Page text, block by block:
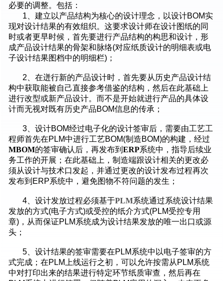
必要的调整。包括：
1、建立以产品结构为核心的设计理念，以设计BOM实
现对设计结果的有效组织。这要求设计师在设计图纸的同
时或者更早时候，首先要进行产品结构的构思和设计，形
成产品设计结果的骨架和脉络(对应纸质设计的明细表或电
子设计结果图档中的明细栏)；
2、在迸行新的产品设计时，首先要从历史产品设计结
构中获取能被自己直接参考借鉴的结构，然后在此基础上
进行改型或新产品设计。而不是开始就进行产品的具体设
计而无视对既有历史产品BOM信息的传承；
3、设计BOM经过电子化的设计签审后，需要由工艺工
程师首先在PLM中进行工艺BOM(制造BOM)的构建，经过
MBOM的签审确认后，再发布到 ERP系统中，指导后续业
务工作的开展；在此基础上，制造端跟设计相关的更改必
须从设计与技术口发起，并通过更改的设计发布过程再次
发布到ERP系统中，避免图物不符问题的发生；
4、设计发放过程必须基于PLM系统通过系统设计结果
发放的方式(电子方式)或受控的纸介方式(PLM受控专用
章)，从而保证PLM系统成为设计结果发放的唯一出口或源
头；
5、设计结果的签审需要在PLM系统中以电子签审的方
式完成；在PLM上线运行之初，可以允许按需从PLM系统
中对打印出来的结果进行特定环节纸质审查，然后再在